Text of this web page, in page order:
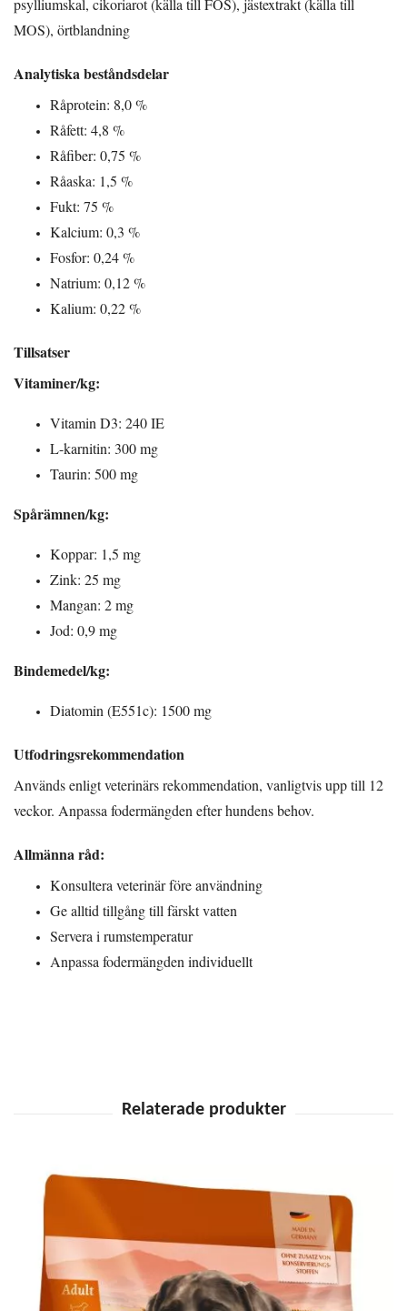
psylliumskal, cikoriarot (källa till FOS), jästextrakt (källa till
MOS), örtblandning
Analytiska beståndsdelar
Råprotein: 8,0 %
Råfett: 4,8 %
Råfiber: 0,75 %
Råaska: 1,5 %
Fukt: 75 %
Kalcium: 0,3 %
Fosfor: 0,24 %
Natrium: 0,12 %
Kalium: 0,22 %
Tillsatser
Vitaminer/kg:
Vitamin D3: 240 IE
L-karnitin: 300 mg
Taurin: 500 mg
Spårämnen/kg:
Koppar: 1,5 mg
Zink: 25 mg
Mangan: 2 mg
Jod: 0,9 mg
Bindemedel/kg:
Diatomin (E551c): 1500 mg
Utfodringsrekommendation
Används enligt veterinärs rekommendation, vanligtvis upp till 12
veckor. Anpassa fodermängden efter hundens behov.
Allmänna råd:
Konsultera veterinär före användning
Ge alltid tillgång till färskt vatten
Servera i rumstemperatur
Anpassa fodermängden individuellt